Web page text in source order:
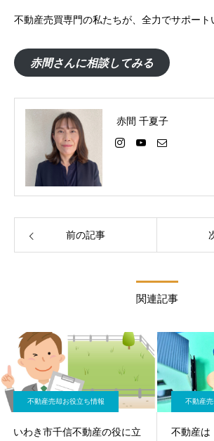
不動産売買専門の私たちが、全力でサポート
赤間さんに相談してみる
赤間 千夏子
前の記事
関連記事
不動産売却お役立ち情報
いわき市千信不動産の役に立
不動産
不動産は